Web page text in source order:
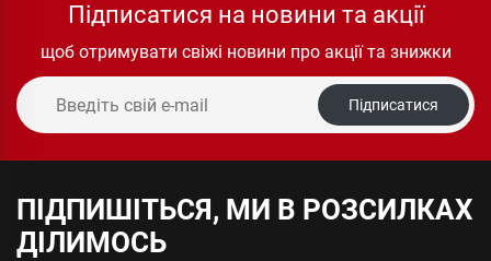
Підписатися на новини та акції
щоб отримувати свіжі новини про акції та знижки
Підписатися
ПІДПИШІТЬСЯ, МИ В РОЗСИЛКАХ
ДІЛИМОСЬ